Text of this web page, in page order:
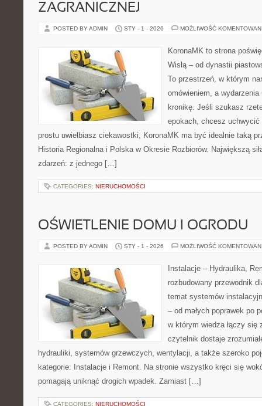
ZAGRANICZNEJ
POSTED BY ADMIN STY - 1 - 2026 MOŻLIWOŚĆ
KoronaMK to strona
Wisłą – od dynastii
To przestrzeń, w którym
omówieniem, a wydarzenia
kronikę. Jeśli szukasz
epokach, chcesz
prostu uwielbiasz ciekawostki, KoronaMK ma być idealnie taką
Historia Regionalna i Polska w Okresie Rozbiorów. Największą
zdarzeń: z jednego […]
CATEGORIES: NIERUCHOMOŚCI
OŚWIETLENIE DOMU I OGRODU
POSTED BY ADMIN STY - 1 - 2026 MOŻLIWOŚĆ
Instalacje – Hydraulika,
rozbudowany przewodnik
temat systemów
– od małych poprawek po
w którym wiedza łączy się
czytelnik dostaje
hydrauliki, systemów grzewczych, wentylacji, a także szeroko
kategorie: Instalacje i Remont. Na stronie wszystko kręci się
pomagają uniknąć drogich wpadek. Zamiast […]
CATEGORIES: NIERUCHOMOŚCI